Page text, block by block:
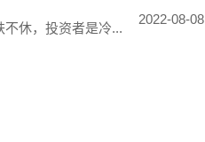
休，投资者是冷...
2022-08-08